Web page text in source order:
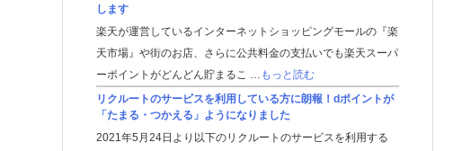
します
楽天が運営しているインターネットショッピングモールの『楽
天市場』や街のお店、さらに公共料金の支払いでも楽天スーパ
ーポイントがどんどん貯まるこ …
もっと読む
リクルートのサービスを利用している方に朗報！dポイントが
「たまる・つかえる」ようになりました
2021年5月24日より以下のリクルートのサービスを利用する